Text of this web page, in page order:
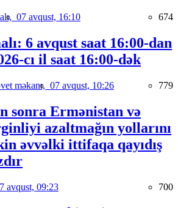
07 avqust, 16:10 674
6 avqust saat 16:00-dan
cı il saat 16:00-dək
məkanı, 07 avqust, 10:26 779
sonra Ermənistan və
azaltmağın yollarını
əvvəlki ittifaqa qayıdış
avqust, 09:23 700